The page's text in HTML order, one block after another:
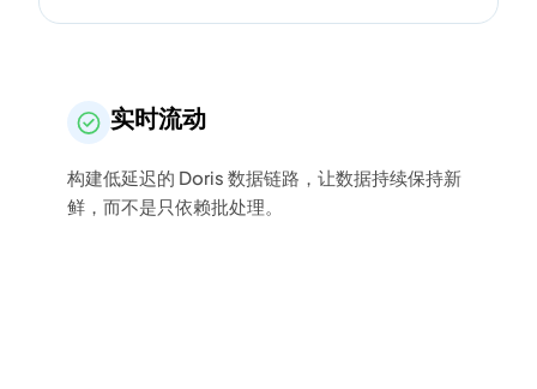
实时流动
构建低延迟的 Doris 数据链路，让数据持续保持新
鲜，而不是只依赖批处理。